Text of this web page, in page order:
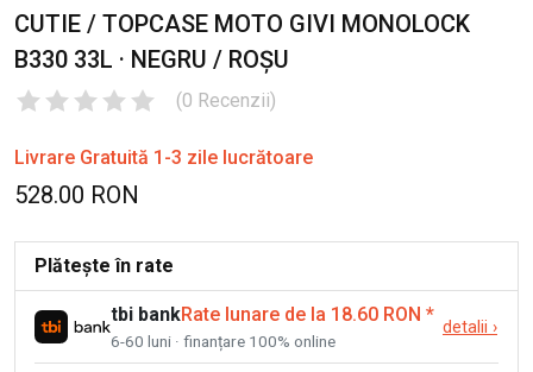
CUTIE / TOPCASE MOTO GIVI MONOLOCK
B330 33L · NEGRU / ROȘU
(0 Recenzii)
Livrare Gratuită 1-3 zile lucrătoare
528.00 RON
Plătește în rate
tbi bankRate lunare de la 18.60 RON *
6-60 luni · finanțare 100% online
detalii ›